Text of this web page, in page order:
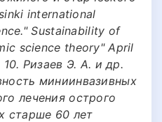
international
Sustainability of
science theory" April
Ризаев Э. А. и др.
миниинвазивных
лечения острого
старше 60 лет